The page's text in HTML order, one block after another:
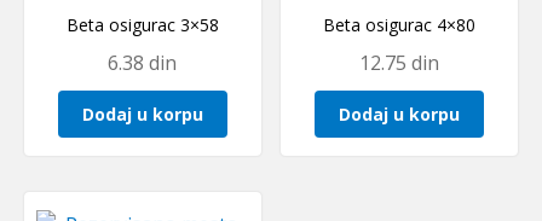
Beta osigurac 3×58
6.38din
Dodaj u korpu
Beta osigurac 4×80
12.75din
Dodaj u korpu